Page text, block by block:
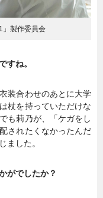
」製作委員会
すね。
装合わせのあとに大学
杖を持っていただけな
も莉乃が、「ケガをし
されたくなかったんだ
ました。
がでしたか？